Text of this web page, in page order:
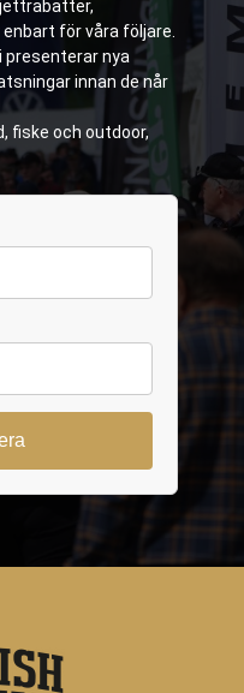
för våra följare.
nya
innan de når
fiske och outdoor,